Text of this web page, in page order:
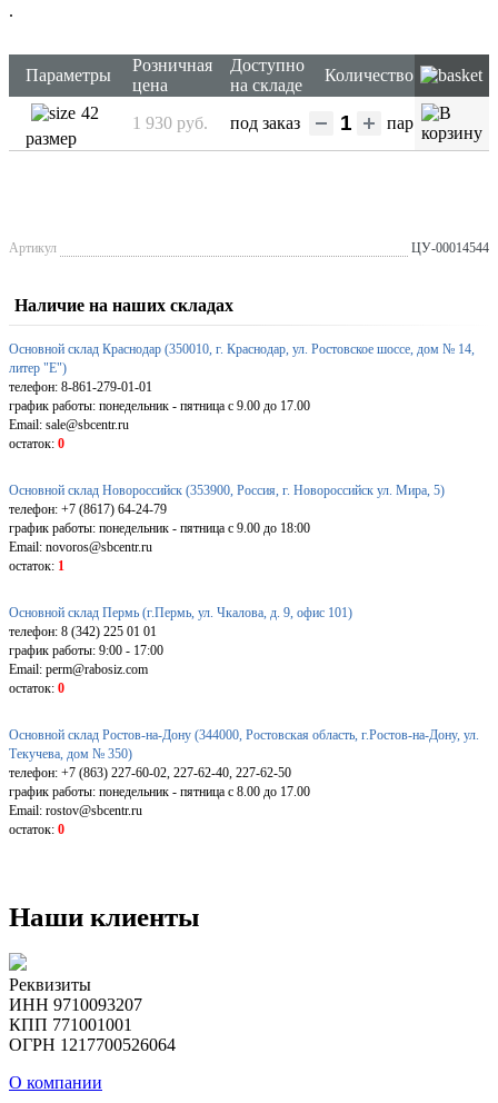
.
Параметры
Розничная
цена
Доступно
на складе
Количество
42
размер
1 930 руб. под заказ пар
Артикул ЦУ-00014544
Наличие на наших складах
Основной склад Краснодар (350010, г. Краснодар, ул. Ростовское шоссе, дом № 14,
литер "Е")
телефон: 8-861-279-01-01
график работы: понедельник - пятница с 9.00 до 17.00
Email: sale@sbcentr.ru
остаток: 0
Основной склад Новороссийск (353900, Россия, г. Новороссийск ул. Мира, 5)
телефон: +7 (8617) 64-24-79
график работы: понедельник - пятница с 9.00 до 18:00
Email: novoros@sbcentr.ru
остаток: 1
Основной склад Пермь (г.Пермь, ул. Чкалова, д. 9, офис 101)
телефон: 8 (342) 225 01 01
график работы: 9:00 - 17:00
Email: perm@rabosiz.com
остаток: 0
Основной склад Ростов-на-Дону (344000, Ростовская область, г.Ростов-на-Дону, ул.
Текучева, дом № 350)
телефон: +7 (863) 227-60-02, 227-62-40, 227-62-50
график работы: понедельник - пятница с 8.00 до 17.00
Email: rostov@sbcentr.ru
остаток: 0
Наши клиенты
Реквизиты
ИНН 9710093207
КПП 771001001
ОГРН 1217700526064
О компании